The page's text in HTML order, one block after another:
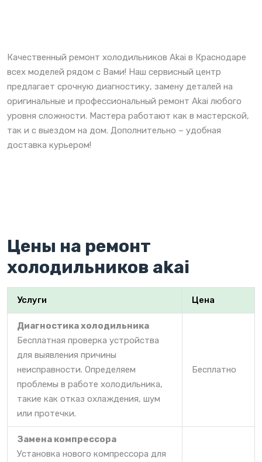
Качественный ремонт холодильников Akai в Краснодаре
всех моделей рядом с Вами! Наш сервисный центр
предлагает срочную диагностику, замену деталей на
оригинальные и профессиональный ремонт Akai любого
уровня сложности. Мастера работают как в мастерской,
так и с выездом на дом. Дополнительно – удобная
доставка курьером!
Цены на ремонт
холодильников akai
Услуги Цена
Диагностика холодильника
Бесплатная проверка устройства
для выявления причины
неисправности. Определяем
проблемы в работе холодильника,
такие как отказ охлаждения, шум
или протечки.
Бесплатно
Замена компрессора
Установка нового компрессора для